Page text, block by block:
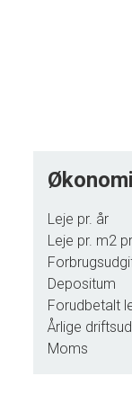
Økonomi
Leje pr. år
Leje pr. m2
Depositum
Forudbetalt
Årlige
Moms